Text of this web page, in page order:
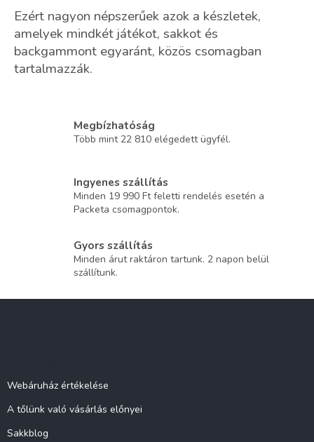
Ezért nagyon népszerűek azok a készletek,
amelyek mindkét játékot, sakkot és
backgammont egyaránt, közös csomagban
tartalmazzák.
Megbízhatóság
Több mint 22 810 elégedett ügyfél.
Ingyenes szállítás
Minden 19 990 Ft feletti rendelés esetén a
Packeta csomagpontok.
Gyors szállítás
Minden árut raktáron tartunk. 2 napon belül
szállítunk.
Webáruház értékelése
A tőlünk való vásárlás előnyei
Sakkblog